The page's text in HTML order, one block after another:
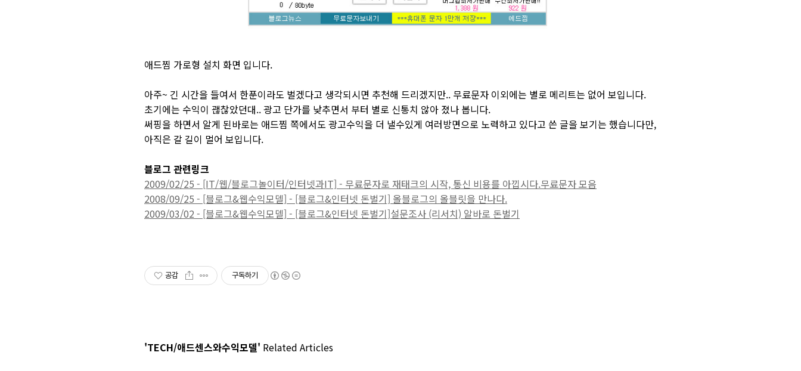
애드찜 가로형 설치 화면 입니다.
아주~ 긴 시간을 들여서 한푼이라도 벌겠다고 생각되시면 추천해 드리겠지만.. 무료문자 이외에는 별로 메리트는 없어 보입니다.
초기에는 수익이 괞찮았던대.. 광고 단가를 낮추면서 부터 별로 신통치 않아 졌나 봅니다.
써핑을 하면서 알게 된바로는 애드찜 쪽에서도 광고수익을 더 낼수있게 여러방면으로 노력하고 있다고 쓴 글을 보기는 했습니다만,
아직은 갈 길이 멀어 보입니다.
블로그 관련링크
2009/02/25 - [IT/웹/블로그놀이터/인터넷과IT] - 무료문자로 재태크의 시작, 통신 비용를 아낍시다.무료문자 모음
2008/09/25 - [블로그&웹수익모델] - [블로그&인터넷 돈벌기] 올블로그의 올블릿을 만나다.
2009/03/02 - [블로그&웹수익모델] - [블로그&인터넷 돈벌기]설문조사 (리서치) 알바로 돈벌기
공감 구독하기
'TECH/애드센스와수익모델' Related Articles